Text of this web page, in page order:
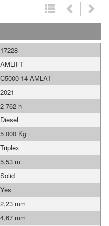
17228
AMLIFT
C5000-14 AMLAT
2021
2 762 h
Diesel
5 000 Kg
Triplex
5,53 m
Solid
Yes
2,23 mm
4,67 mm